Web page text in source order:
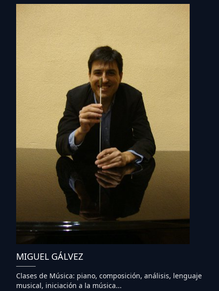
MIGUEL GÁLVEZ
Clases de Música: piano, composición, análisis, lenguaje
musical, iniciación a la música...